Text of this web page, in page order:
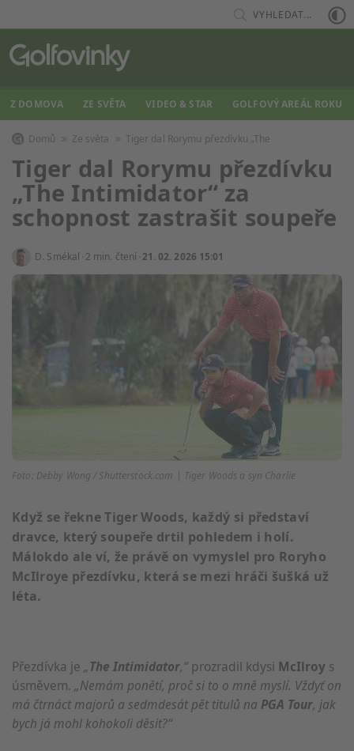
VYHLEDAT...
Z DOMOVA ZE SVĚTA VIDEO & STAR GOLFOVÝ AREÁL ROKU
Domů Ze světa Tiger dal Rorymu přezdívku „The
Tiger dal Rorymu přezdívku
„The Intimidator“ za
schopnost zastrašit soupeře
D. Smékal 2 min. čtení 21. 02. 2026 15:01
Foto: Debby Wong / Shutterstock.com | Tiger Woods a syn Charlie
Když se řekne Tiger Woods, každý si představí
dravce, který soupeře drtil pohledem i holí.
Málokdo ale ví, že právě on vymyslel pro Roryho
McIlroye přezdívku, která se mezi hráči šušká už
léta.
Přezdívka je „The Intimidator,“prozradil kdysi McIlroy s
úsměvem. „Nemám ponětí, proč si to o mně myslí. Vždyť on
má čtrnáct majorů a sedmdesát pět titulů na PGA Tour, jak
bych já mohl kohokoli děsit?“